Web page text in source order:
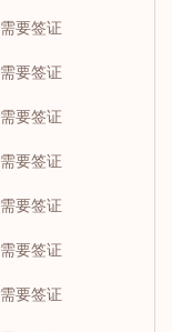
需要签证
需要签证
需要签证
需要签证
需要签证
需要签证
需要签证